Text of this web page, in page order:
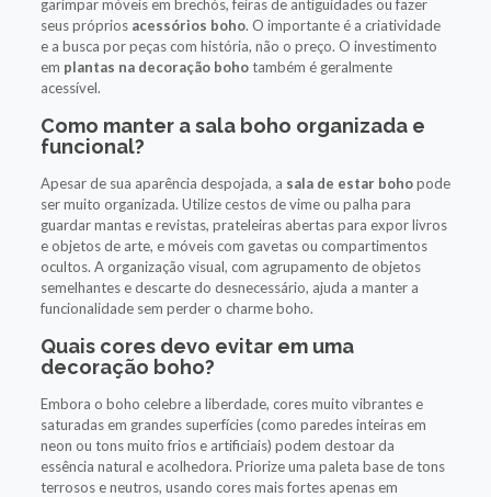
garimpar móveis em brechós, feiras de antiguidades ou fazer
seus próprios acessórios boho. O importante é a criatividade
e a busca por peças com história, não o preço. O investimento
em plantas na decoração bohotambém é geralmente
acessível.
Como manter a sala boho organizada e
funcional?
Apesar de sua aparência despojada, a sala de estar bohopode
ser muito organizada. Utilize cestos de vime ou palha para
guardar mantas e revistas, prateleiras abertas para expor livros
e objetos de arte, e móveis com gavetas ou compartimentos
ocultos. A organização visual, com agrupamento de objetos
semelhantes e descarte do desnecessário, ajuda a manter a
funcionalidade sem perder o charme boho.
Quais cores devo evitar em uma
decoração boho?
Embora o boho celebre a liberdade, cores muito vibrantes e
saturadas em grandes superfícies (como paredes inteiras em
neon ou tons muito frios e artificiais) podem destoar da
essência natural e acolhedora. Priorize uma paleta base de tons
terrosos e neutros, usando cores mais fortes apenas em